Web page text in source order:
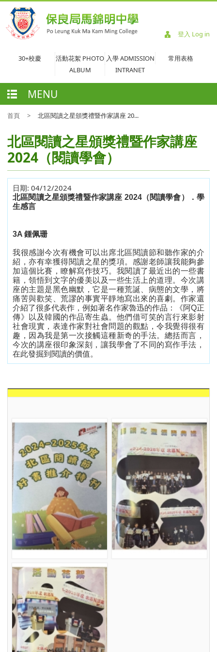
登入 Log in
30+校慶
活動花絮 PHOTO
ALBUM
入學 ADMISSION
常用表格
INTRANET
MENU
首頁 > 北區閱讀之星頒獎禮暨作家講座 20...
北區閱讀之星頒獎禮暨作家講座
2024（閱讀學會）
日期: 04/12/2024
北區閱讀之星頒獎禮暨作家講座 2024（閱讀學會）．學
生感言
3A 鍾佩珊
我很感謝今次有機會可以出席北區閱讀節和聽作家的介
紹，亦有幸獲得閱讀之星的獎項。感謝老師讓我能夠參
加這個比賽，瞭解寫作技巧。我閱讀了最近出的一些書
籍，領悟到文字的優美以及一些生活上的道理。今次講
座的主題是黑色幽默，它是一種荒誕、病態的文學，將
痛苦與歡笑、荒謬的事實平靜地寫出來的喜劇。作家還
介紹了很多代表作，例如著名作家魯迅的作品：《阿Q正
傳》以及韓國的作品寄生蟲。他們借可笑的言行來影射
社會現實，表達作家對社會問題的觀點，令我覺得很有
趣，因為我是第一次接觸這種新奇的手法。總括而言，
今次的講座很印象深刻，讓我學會了不同的寫作手法，
在此發掘到閱讀的價值。